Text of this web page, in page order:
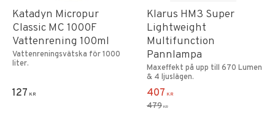
Katadyn Micropur
Classic MC 1000F
Vattenrening 100ml
Vattenreningsvätska för 1000
liter.
127 KR
Klarus HM3 Super
Lightweight
Multifunction
Pannlampa
Maxeffekt på upp till 670 Lumen
& 4 ljuslägen.
407 KR
479 KR